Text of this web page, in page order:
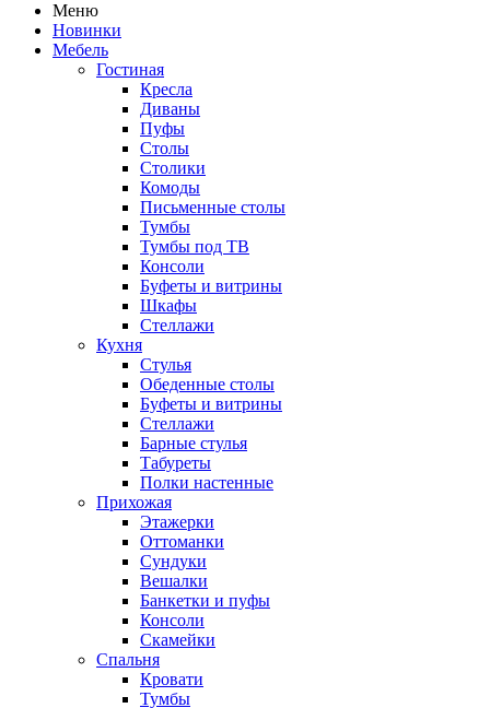
Меню
Новинки
Мебель
Гостиная
Кресла
Диваны
Пуфы
Столы
Столики
Комоды
Письменные столы
Тумбы
Тумбы под ТВ
Консоли
Буфеты и витрины
Шкафы
Стеллажи
Кухня
Стулья
Обеденные столы
Буфеты и витрины
Стеллажи
Барные стулья
Табуреты
Полки настенные
Прихожая
Этажерки
Оттоманки
Сундуки
Вешалки
Банкетки и пуфы
Консоли
Скамейки
Спальня
Кровати
Тумбы